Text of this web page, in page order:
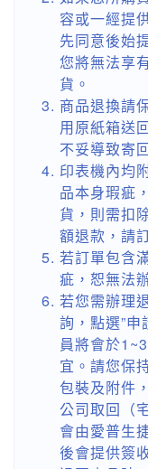
容或一經提
先同意後始
您將無法享
貨。
商品退換請
用原紙箱送
不妥導致寄
印表機內均
品本身瑕疵
貨，則需扣
額退款，請
若訂單包含
疵，恕無法
若您需辦理
詢，點選”
員將會於
宜。請您保
包裝及附件
公司取回（
會由愛普生
後會提供簽